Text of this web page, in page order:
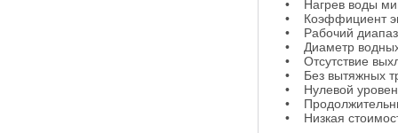
• Нагрев воды
• Коэффициент
• Рабочий
• Диаметр
• Отсутствие
• Без вытяжных
• Нулевой
•
• Низкая